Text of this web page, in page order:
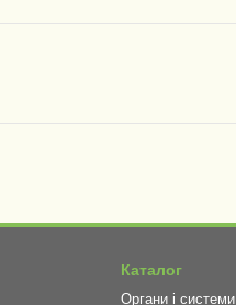
Каталог
Органи і системи